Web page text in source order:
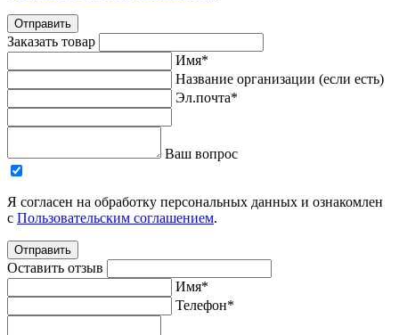
Отправить
Заказать товар
Имя*
Название организации (если есть)
Эл.почта*
Ваш вопрос
Я согласен на обработку персональных данных и ознакомлен
с Пользовательским соглашением.
Отправить
Оставить отзыв
Имя*
Телефон*